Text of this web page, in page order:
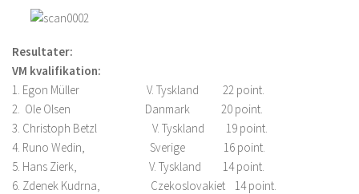
Resultater:
VM kvalifikation:
1. Egon Müller V. Tyskland 22 point.
2. Ole Olsen Danmark 20 point.
3. Christoph Betzl V. Tyskland 19 point.
4. Runo Wedin, Sverige 16 point.
5. Hans Zierk, V. Tyskland 14 point.
6. Zdenek Kudrna, Czekoslovakiet 14 point.